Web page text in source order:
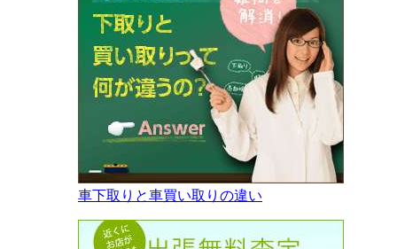
車下取りと車買い取りの違い